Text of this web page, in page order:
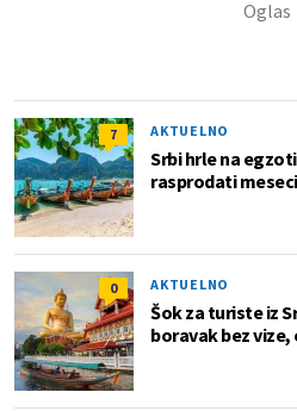
7 AKTUELNO
Srbi hrle na
rasprodati
0 AKTUELNO
Šok za turiste iz
boravak bez vize,